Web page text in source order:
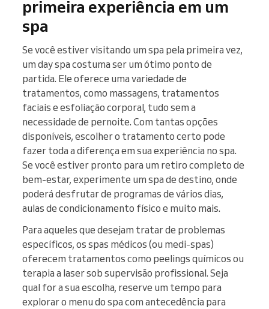
primeira experiência em um
spa
Se você estiver visitando um spa pela primeira vez,
um day spa costuma ser um ótimo ponto de
partida. Ele oferece uma variedade de
tratamentos, como massagens, tratamentos
faciais e esfoliação corporal, tudo sem a
necessidade de pernoite. Com tantas opções
disponíveis, escolher o tratamento certo pode
fazer toda a diferença em sua experiência no spa.
Se você estiver pronto para um retiro completo de
bem-estar, experimente um spa de destino, onde
poderá desfrutar de programas de vários dias,
aulas de condicionamento físico e muito mais.
Para aqueles que desejam tratar de problemas
específicos, os spas médicos (ou medi-spas)
oferecem tratamentos como peelings químicos ou
terapia a laser sob supervisão profissional. Seja
qual for a sua escolha, reserve um tempo para
explorar o menu do spa com antecedência para